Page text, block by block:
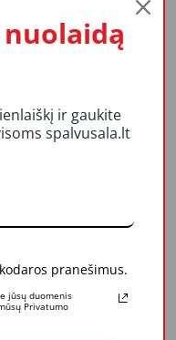
mentelė. Puikiai tinka
ir gaukite
spalvusala.lt
pranešimus.
jūsų duomenis
Privatumo